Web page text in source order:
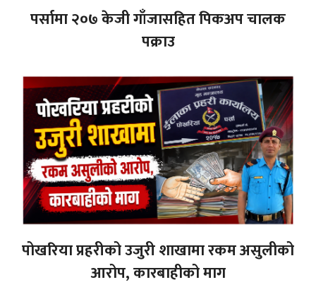
पर्सामा २०७ केजी गाँजासहित पिकअप चालक
पक्राउ
पोखरिया प्रहरीको उजुरी शाखामा रकम असुलीको
आरोप, कारबाहीको माग